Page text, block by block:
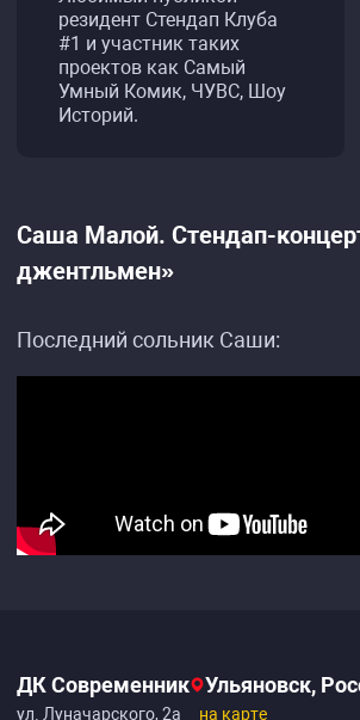
резидент Стендап Клуба
#1 и участник таких
проектов как Самый
Умный Комик, ЧУВС, Шоу
Историй.
Саша Малой. Стендап-
джентльмен»
Последний сольник Саши:
ДК Современник Ульяновск,
ул. Луначарского, 2а на карте